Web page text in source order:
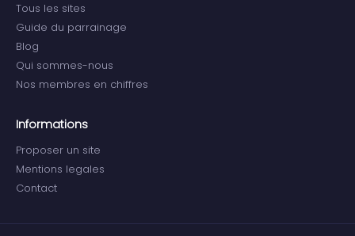
Tous les sites
Guide du parrainage
Blog
Qui sommes-nous
Nos membres en chiffres
Informations
Proposer un site
Mentions legales
Contact